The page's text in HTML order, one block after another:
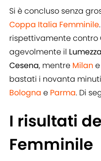
Si è concluso senza
Coppa Italia Femminile
rispettivamente contro
agevolmente il
Cesena, mentre Milan e
bastati i novanta
Bologna e Parma. Di
I risultati
Femminile